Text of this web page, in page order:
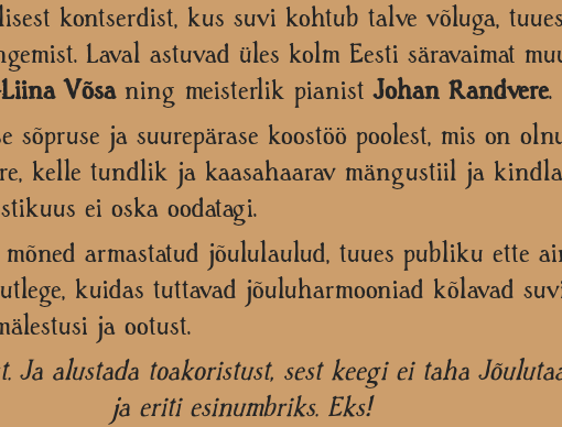
kontserdist, kus suvi kohtub talve võluga,
Laval astuvad üles kolm Eesti säravaimat
Võsaning meisterlik pianistJohan Randvere.​
ja suurepärase koostöö poolest, mis on
kelle tundlik ja kaasahaarav mängustiil ja
ei oska oodatagi.
armastatud jõululaulud, tuues publiku ette
kuidas tuttavad jõuluharmooniad kõlavad
ja ootust.
Ja alustada toakoristust, sest keegi ei taha
ja eriti esinumbriks. Eks!